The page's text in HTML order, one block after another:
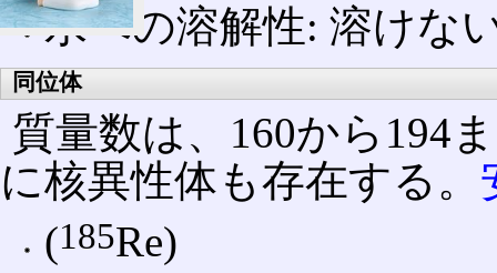
水への溶解性: 溶けな
同位体
質量数は、160から194
に核異性体も存在する。
(185Re)